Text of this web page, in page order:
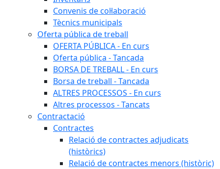
Convenis de col·laboració
Tècnics municipals
Oferta pública de treball
OFERTA PÚBLICA - En curs
Oferta pública - Tancada
BORSA DE TREBALL - En curs
Borsa de treball - Tancada
ALTRES PROCESSOS - En curs
Altres processos - Tancats
Contractació
Contractes
Relació de contractes adjudicats
(històrics)
Relació de contractes menors (històric)